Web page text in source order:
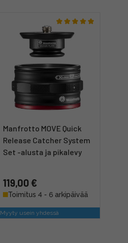
Manfrotto MOVE Quick
Release Catcher System
Set -alusta ja pikalevy
119,00 €
Toimitus 4 - 6 arkipäivää
Myyty usein yhdessä